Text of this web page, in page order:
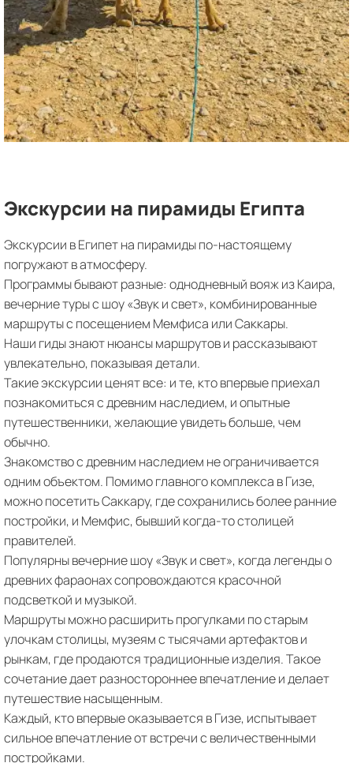
Экскурсии на пирамиды Египта
Экскурсии в Египет на пирамиды по-настоящему
погружают в атмосферу.
Программы бывают разные: однодневный вояж из Каира,
вечерние туры с шоу «Звук и свет», комбинированные
маршруты с посещением Мемфиса или Саккары.
Наши гиды знают нюансы маршрутов и рассказывают
увлекательно, показывая детали.
Такие экскурсии ценят все: и те, кто впервые приехал
познакомиться с древним наследием, и опытные
путешественники, желающие увидеть больше, чем
обычно.
Знакомство с древним наследием не ограничивается
одним объектом. Помимо главного комплекса в Гизе,
можно посетить Саккару, где сохранились более ранние
постройки, и Мемфис, бывший когда-то столицей
правителей.
Популярны вечерние шоу «Звук и свет», когда легенды о
древних фараонах сопровождаются красочной
подсветкой и музыкой.
Маршруты можно расширить прогулками по старым
улочкам столицы, музеям с тысячами артефактов и
рынкам, где продаются традиционные изделия. Такое
сочетание дает разностороннее впечатление и делает
путешествие насыщенным.
Каждый, кто впервые оказывается в Гизе, испытывает
сильное впечатление от встречи с величественными
постройками.